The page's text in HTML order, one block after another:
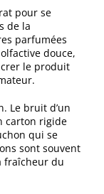
pour se
de la
parfumées
douce,
le produit
Le bruit d’un
carton rigide
qui se
sont souvent
fraîcheur du